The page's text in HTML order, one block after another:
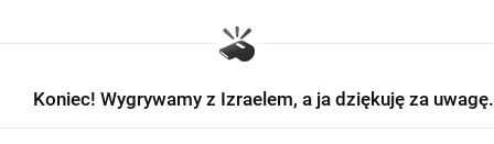
Koniec! Wygrywamy z Izraelem, a ja dziękuję za uwagę.